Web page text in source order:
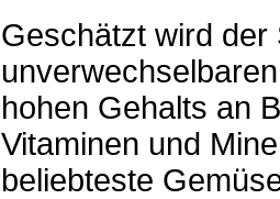
Geschätzt wird der
hohen Gehalts an
Vitaminen und
beliebteste